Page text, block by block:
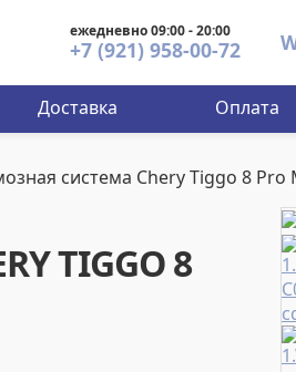
ежедневно 09:00 - 20:00
+7 (921) 958-00-72
Доставка Оплата
система Chery Tiggo 8 Pro
TIGGO 8